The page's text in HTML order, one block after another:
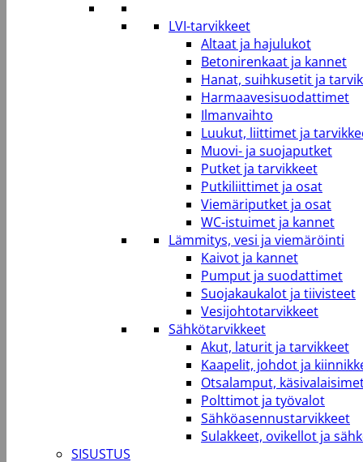
LVI-tarvikkeet
Altaat ja hajulukot
Betonirenkaat ja kannet
Hanat, suihkusetit ja
Harmaavesisuodattimet
Ilmanvaihto
Luukut, liittimet ja
Muovi- ja suojaputket
Putket ja tarvikkeet
Putkiliittimet ja osat
Viemäriputket ja osat
WC-istuimet ja kannet
Lämmitys, vesi ja viemäröinti
Kaivot ja kannet
Pumput ja suodattimet
Suojakaukalot ja tiivisteet
Vesijohtotarvikkeet
Sähkötarvikkeet
Akut, laturit ja tarvikkeet
Kaapelit, johdot ja
Otsalamput,
Polttimot ja työvalot
Sähköasennustarvikkeet
Sulakkeet, ovikellot ja
SISUSTUS